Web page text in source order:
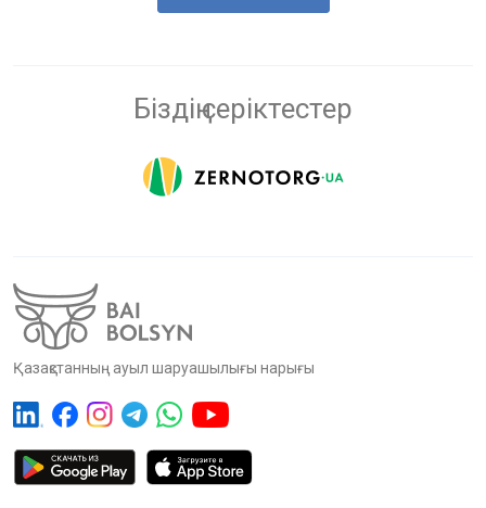
Біздің серіктестер
Қазақстанның ауыл шаруашылығы нарығы